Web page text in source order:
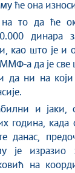
ће она
на то да ће
динара
као што је и
ММФ-а да је
да ни на
и
година, када
данас,
је изразио
на